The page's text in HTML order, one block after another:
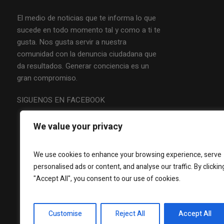
We value your privacy
We use cookies to enhance your browsing experience, serve
personalised ads or content, and analyse our traffic. By
"Accept All", you consent to our use of cookies.
Customise Reject All Accept All
El medio de noticias que te informa lo que
sucede en todo momento tal y como a ti te
gusta. Nos gusta servir a nuestra
comunidad con la denuncia ciudadana que
da resultados. Generar conciencia es un
gran compromiso.
SIGUENOS EN FACEBOOK